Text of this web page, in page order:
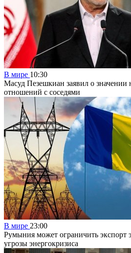
В мире 10:30
Масуд Пезешкиан заявил о значении
отношений с соседями
В мире 23:00
Румыния может ограничить экспорт
угрозы энергокризиса